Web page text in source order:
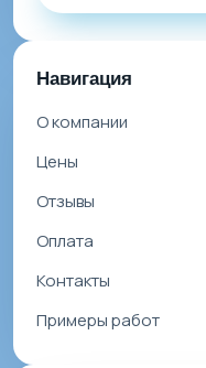
Навигация
О компании
Цены
Отзывы
Оплата
Контакты
Примеры работ